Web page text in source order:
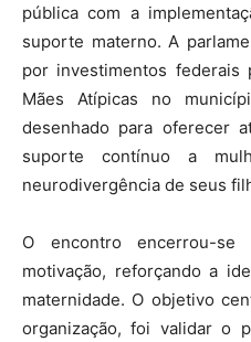
pública com a
suporte materno. A
por investimentos federais
Mães Atípicas no
desenhado para oferecer
suporte contínuo a
neurodivergência de seus
O encontro encerrou-
motivação, reforçando a
maternidade. O objetivo
organização, foi validar o